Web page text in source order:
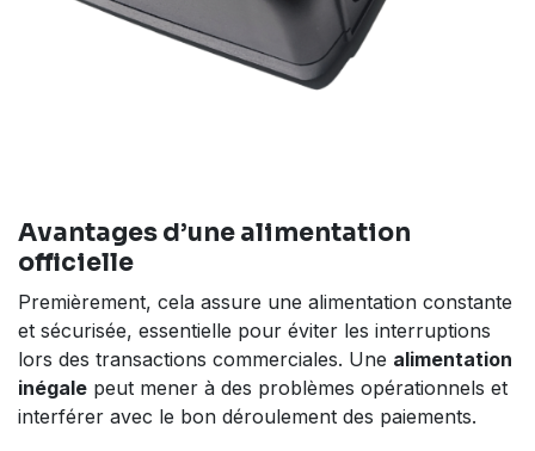
Avantages d’une alimentation
officielle
Premièrement, cela assure une alimentation constante
et sécurisée, essentielle pour éviter les interruptions
lors des transactions commerciales. Une alimentation
inégale peut mener à des problèmes opérationnels et
interférer avec le bon déroulement des paiements.